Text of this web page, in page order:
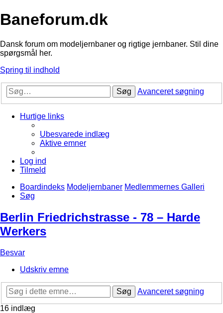
Baneforum.dk
Dansk forum om modeljernbaner og rigtige jernbaner. Stil dine
spørgsmål her.
Spring til indhold
Søg Avanceret søgning
Hurtige links
Ubesvarede indlæg
Aktive emner
Log ind
Tilmeld
Boardindeks Modeljernbaner Medlemmernes Galleri
Søg
Berlin Friedrichstrasse - 78 – Harde
Werkers
Besvar
Udskriv emne
Søg
Avanceret søgning
16 indlæg